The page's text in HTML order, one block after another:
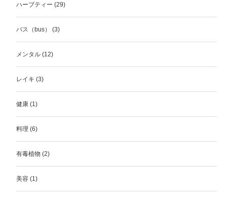
ハーブティー (29)
バス（bus） (3)
メンタル (12)
レイキ (3)
健康 (1)
料理 (6)
有毒植物 (2)
美容 (1)